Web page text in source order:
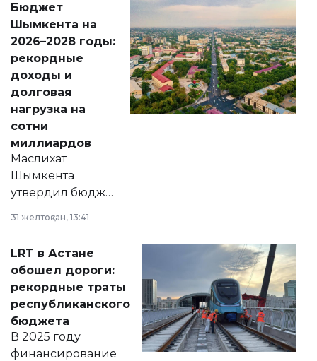
народу
Венесуэлы.
Бюджет
Шымкента на
2026–2028 годы:
рекордные
доходы и
долговая
нагрузка на
сотни
миллиардов
Маслихат
Шымкента
утвердил бюджет
2028 годы.
документ
появился в базе
нормативных
правовых актов и
на сайте маслихат
города.
31 желтоқсан, 13:41
LRT в Астане
обошел дороги:
рекордные траты
республиканского
бюджета
В 2025 году
финансирование